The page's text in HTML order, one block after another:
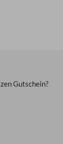
Gutschein?